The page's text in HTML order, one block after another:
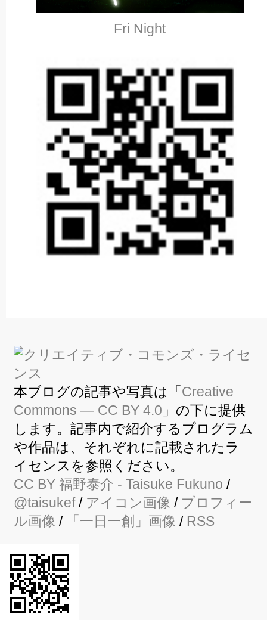
Fri Night
本ブログの記事や写真は「Creative
Commons — CC BY 4.0 」の下に提供
します。記事内で紹介するプログラム
や作品は、それぞれに記載されたラ
イセンスを参照ください。
CC BY 福野泰介 - Taisuke Fukuno /
@taisukef/ アイコン画像 / プロフィー
ル画像 / 「一日一創」画像 / RSS